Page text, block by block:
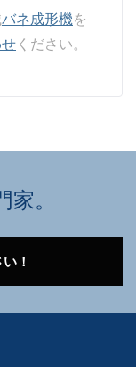
バネ成形機を
ください。
。
！